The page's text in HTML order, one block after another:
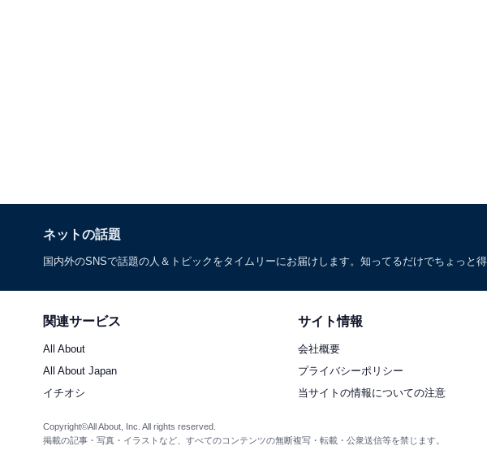
ネットの話題
国内外のSNSで話題の人＆トピックをタイムリーにお届けします。知ってるだけでちょっと
関連サービス
All About
All About Japan
イチオシ
サイト情報
会社概要
プライバシーポリシー
当サイトの情報についての注意
Copyright©All About, Inc. All rights reserved.
掲載の記事・写真・イラストなど、すべてのコンテンツの無断複写・転載・公衆送信等を禁じます。